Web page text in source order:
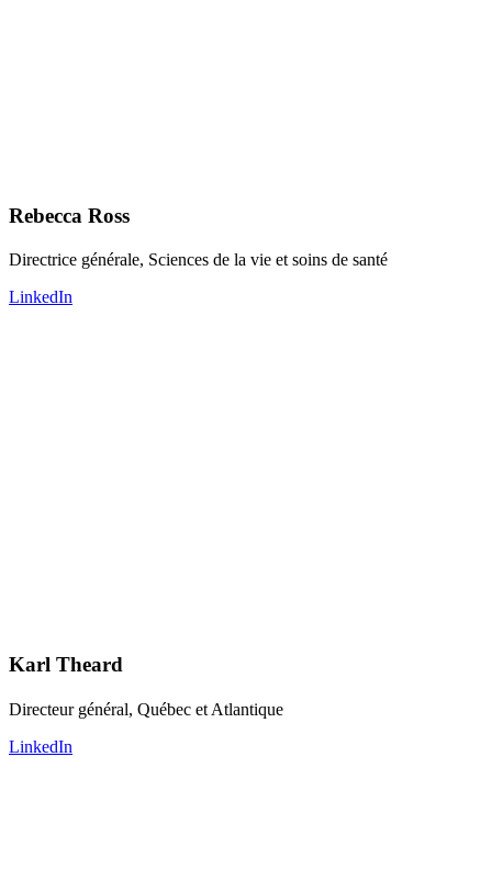
Rebecca Ross
Directrice générale, Sciences de la vie et soins de santé
LinkedIn
Karl Theard
Directeur général, Québec et Atlantique
LinkedIn